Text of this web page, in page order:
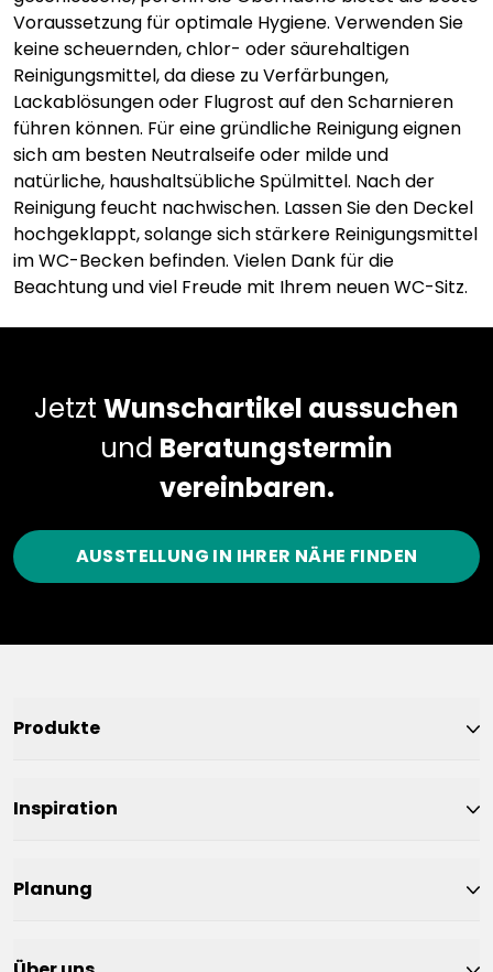
Voraussetzung für optimale Hygiene. Verwenden Sie
keine scheuernden, chlor- oder säurehaltigen
Reinigungsmittel, da diese zu Verfärbungen,
Lackablösungen oder Flugrost auf den Scharnieren
führen können. Für eine gründliche Reinigung eignen
sich am besten Neutralseife oder milde und
natürliche, haushaltsübliche Spülmittel. Nach der
Reinigung feucht nachwischen. Lassen Sie den Deckel
hochgeklappt, solange sich stärkere Reinigungsmittel
im WC-Becken befinden. Vielen Dank für die
Beachtung und viel Freude mit Ihrem neuen WC-Sitz.
Jetzt Wunschartikel aussuchen
und Beratungstermin
vereinbaren.
AUSSTELLUNG IN IHRER NÄHE FINDEN
Produkte
Inspiration
Planung